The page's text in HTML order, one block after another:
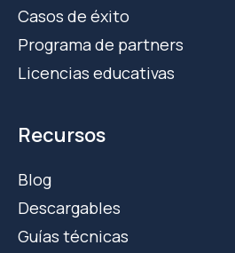
Casos de éxito
Programa de partners
Licencias educativas
Recursos
Blog
Descargables
Guías técnicas